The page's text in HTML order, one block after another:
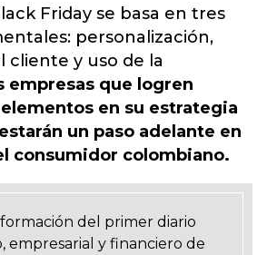
Friday se basa en tres
personalización,
cliente y uso de la
empresas que logren
en su estrategia
un paso adelante en
consumidor colombiano.
del primer diario
empresarial y financiero de